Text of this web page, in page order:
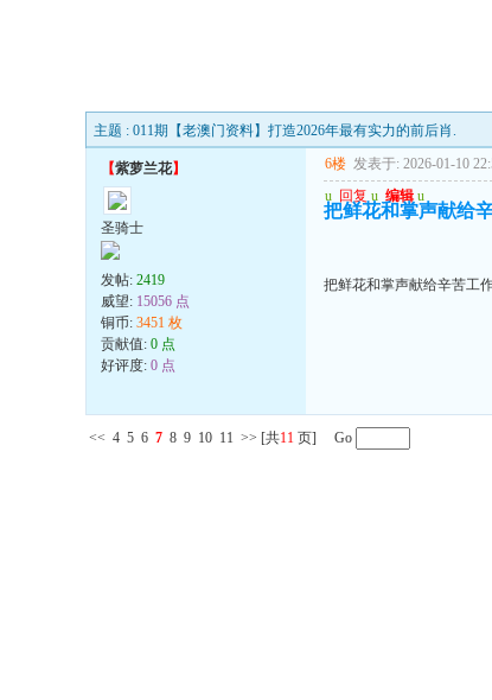
主题 : 011期【老澳门资料】打造2026年最有实力的前后肖.
【紫萝兰花】
圣骑士
发帖: 2419
威望: 15056 点
铜币: 3451 枚
贡献值: 0 点
好评度: 0 点
6楼 发表于: 2026-01-10
u 回复 u 编辑 u
把鲜花和掌声献给
把鲜花和掌声献给辛苦工
<< 4 5 6 7 8 9 10 11 >> [共11 页] Go